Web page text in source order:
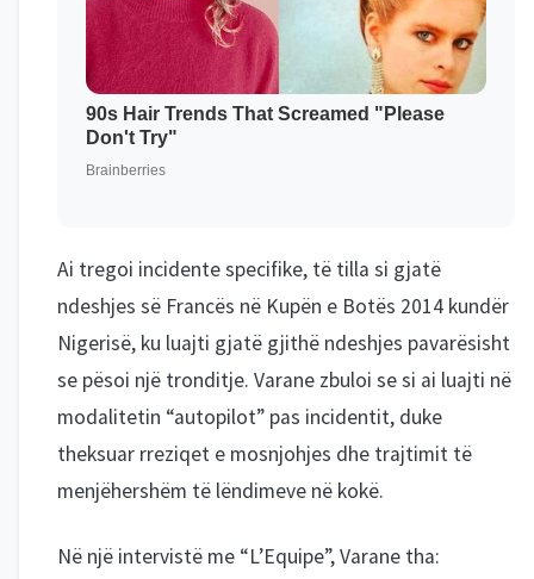
Ai tregoi incidente specifike, të tilla si gjatë
ndeshjes së Francës në Kupën e Botës 2014 kundër
Nigerisë, ku luajti gjatë gjithë ndeshjes pavarësisht
se pësoi një tronditje. Varane zbuloi se si ai luajti në
modalitetin “autopilot” pas incidentit, duke
theksuar rreziqet e mosnjohjes dhe trajtimit të
menjëhershëm të lëndimeve në kokë.
Në një intervistë me “L’Equipe”, Varane tha: